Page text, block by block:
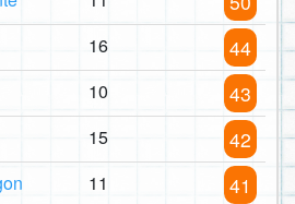
16 44
10 43
15 42
11 41